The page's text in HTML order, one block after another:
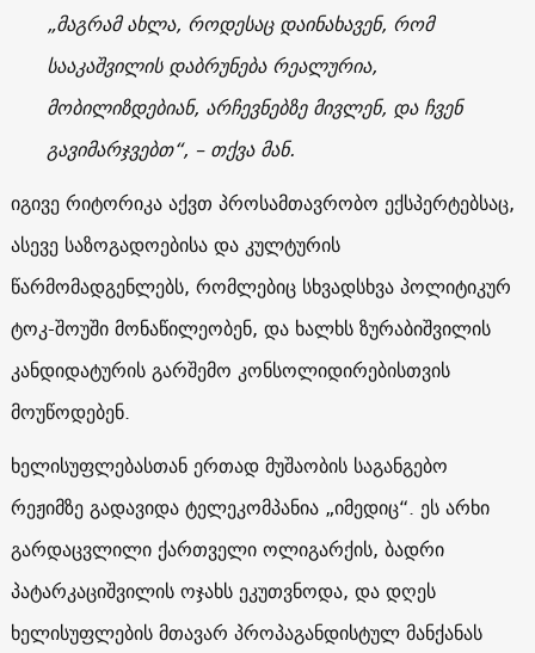
„მაგრამ ახლა, როდესაც დაინახავენ, რომ
სააკაშვილის დაბრუნება რეალურია,
მობილიზდებიან, არჩევნებზე მივლენ, და ჩვენ
გავიმარჯვებთ“, – თქვა მან.
იგივე რიტორიკა აქვთ პროსამთავრობო ექსპერტებსაც,
ასევე საზოგადოებისა და კულტურის
წარმომადგენლებს, რომლებიც სხვადსხვა პოლიტიკურ
ტოკ-შოუში მონაწილეობენ, და ხალხს ზურაბიშვილის
კანდიდატურის გარშემო კონსოლიდირებისთვის
მოუწოდებენ.
ხელისუფლებასთან ერთად მუშაობის საგანგებო
რეჟიმზე გადავიდა ტელეკომპანია „იმედიც“. ეს არხი
გარდაცვლილი ქართველი ოლიგარქის, ბადრი
პატარკაციშვილის ოჯახს ეკუთვნოდა, და დღეს
ხელისუფლების მთავარ პროპაგანდისტულ მანქანას